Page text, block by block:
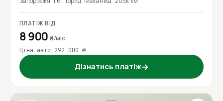
ПЛАТІЖ ВІД
8 900₴/міс
Ціна авто 292 000 ₴
Дізнатись платіж→